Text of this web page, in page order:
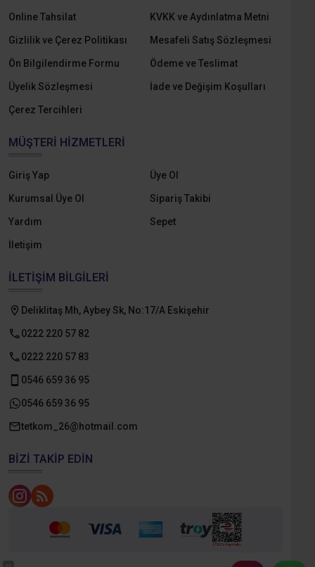
Online Tahsilat KVKK ve Aydınlatma Metni
Gizlilik ve Çerez Politikası Mesafeli Satış Sözleşmesi
Ön Bilgilendirme Formu Ödeme ve Teslimat
Üyelik Sözleşmesi İade ve Değişim Koşulları
Çerez Tercihleri
MÜŞTERI HIZMETLERI
Giriş Yap Üye Ol
Kurumsal Üye Ol Sipariş Takibi
Yardım Sepet
İletişim
İLETIŞIM BILGILERI
Deliklitaş Mh, Aybey Sk, No:17/A Eskişehir
0222 220 57 82
0222 220 57 83
0546 659 36 95
0546 659 36 95
tetkom_26@hotmail.com
BIZI TAKIP EDIN